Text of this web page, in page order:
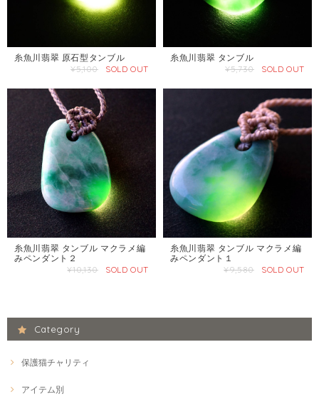
糸魚川翡翠 原石型タンブル
¥5,100
SOLD OUT
糸魚川翡翠 タンブル
¥5,730
SOLD OUT
糸魚川翡翠 タンブル マクラメ編
みペンダント２
¥10,130
SOLD OUT
糸魚川翡翠 タンブル マクラメ編
みペンダント１
¥9,580
SOLD OUT
Category
保護猫チャリティ
アイテム別